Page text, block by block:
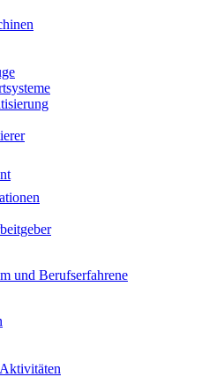
und Berufserfahrene